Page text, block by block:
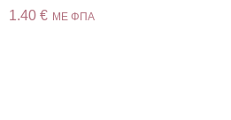
1.40 € ME ΦΠΑ